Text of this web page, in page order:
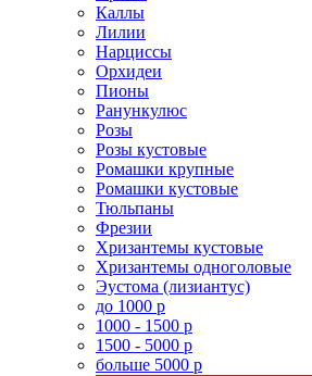
Каллы
Лилии
Нарциссы
Орхидеи
Пионы
Ранункулюс
Розы
Розы кустовые
Ромашки крупные
Ромашки кустовые
Тюльпаны
Фрезии
Хризантемы кустовые
Хризантемы одноголовые
Эустома (лизиантус)
до 1000 р
1000 - 1500 р
1500 - 5000 р
больше 5000 р